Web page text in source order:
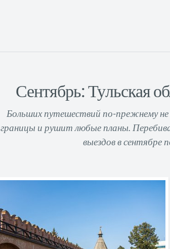
Сентябрь: Тульская
Больших путешествий по-прежнему не
границы и рушит любые планы.
выездов в сентябре